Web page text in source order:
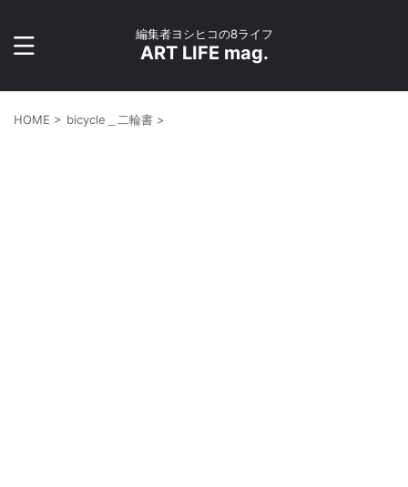
編集者ヨシヒコの8ライフ
ART LIFE mag.
HOME > bicycle＿二輪書 >